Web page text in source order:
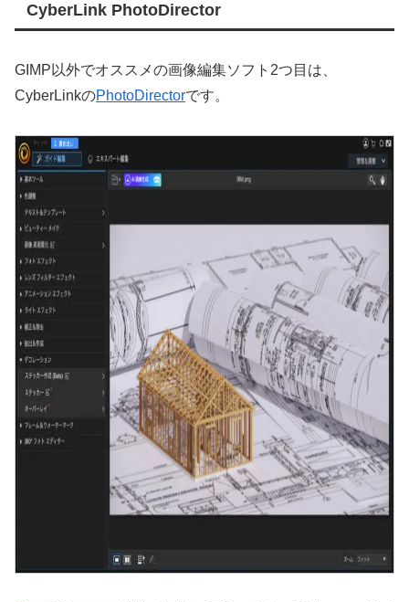
CyberLink PhotoDirector
GIMP以外でオススメの画像編集ソフト2つ目は、
CyberLinkのPhotoDirectorです。